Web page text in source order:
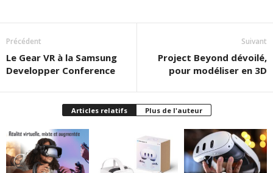
Précédent
Le Gear VR à la Samsung
Developper Conference
Suivant
Project Beyond dévoilé,
pour modéliser en 3D
Articles relatifs Plus de l'auteur